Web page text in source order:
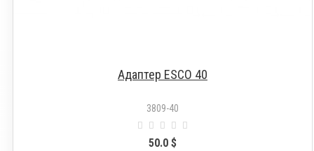
Адаптер ESCO 40
3809-40
50.0 $